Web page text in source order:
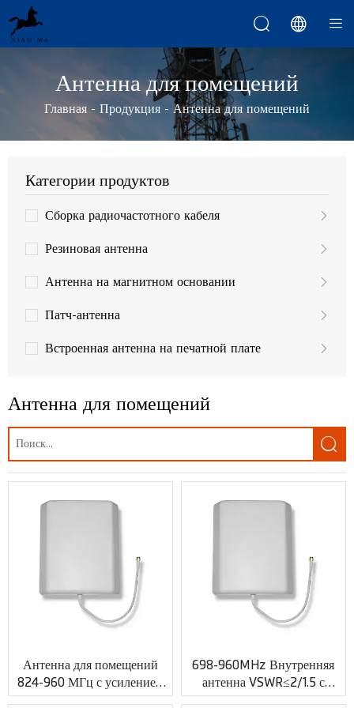
  
Антенна для помещений
Главная - Продукция - Антенна для помещений
Категории продуктов
Сборка радиочастотного кабеля
Резиновая антенна
Антенна на магнитном основании
Патч-антенна
Встроенная антенна на печатной плате
GPS-антенна
Антенна LoRa
Антенны MIMO
Антенны GSM/UMTS
WLAN, Wifi антенна
Антенна для помещений
Антенна для помещений

Антенна для помещений
824-960 МГц с усилением
7 дБи и разъемом N XMR-
698-960MHz Внутренняя
антенна VSWR≤2/1.5 с
индивидуальным RF